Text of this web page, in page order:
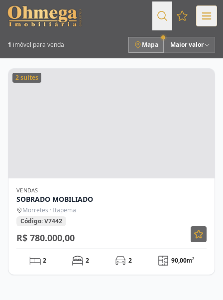
Favoritos
1 imóvel para venda Mapa Maior valor
2 suítes
VENDAS
SOBRADO MOBILIADO
Morretes · Itapema
Código: V7442
R$ 780.000,00
2 2 2 90,00m²